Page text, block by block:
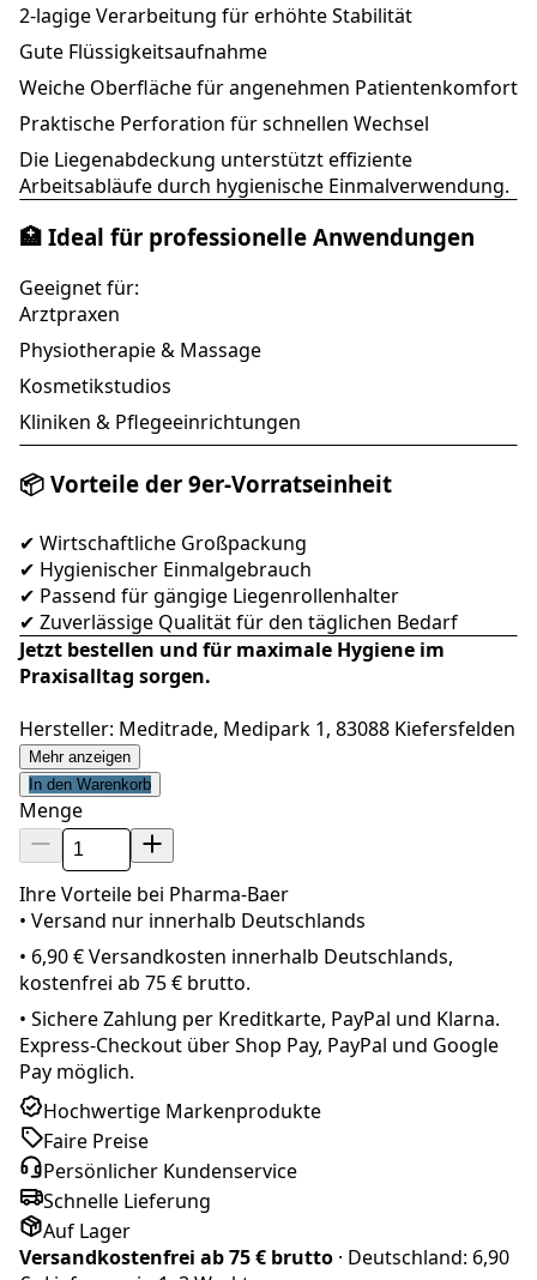
2-lagige Verarbeitung für erhöhte Stabilität
Gute Flüssigkeitsaufnahme
Weiche Oberfläche für angenehmen Patientenkomfort
Praktische Perforation für schnellen Wechsel
Die Liegenabdeckung unterstützt effiziente
Arbeitsabläufe durch hygienische Einmalverwendung.
🏥 Ideal für professionelle Anwendungen
Geeignet für:
Arztpraxen
Physiotherapie & Massage
Kosmetikstudios
Kliniken & Pflegeeinrichtungen
📦 Vorteile der 9er-Vorratseinheit
✔ Wirtschaftliche Großpackung
✔ Hygienischer Einmalgebrauch
✔ Passend für gängige Liegenrollenhalter
✔ Zuverlässige Qualität für den täglichen Bedarf
Jetzt bestellen und für maximale Hygiene im
Praxisalltag sorgen.
Hersteller: Meditrade, Medipark 1, 83088 Kiefersfelden
Mehr anzeigen
In den Warenkorb
Menge
Ihre Vorteile bei Pharma-Baer
• Versand nur innerhalb Deutschlands
• 6,90 € Versandkosten innerhalb Deutschlands,
kostenfrei ab 75 € brutto.
• Sichere Zahlung per Kreditkarte, PayPal und Klarna.
Express-Checkout über Shop Pay, PayPal und Google
Pay möglich.
Hochwertige Markenprodukte
Faire Preise
Persönlicher Kundenservice
Schnelle Lieferung
Auf Lager
Versandkostenfrei ab75 € brutto · Deutschland: 6,90